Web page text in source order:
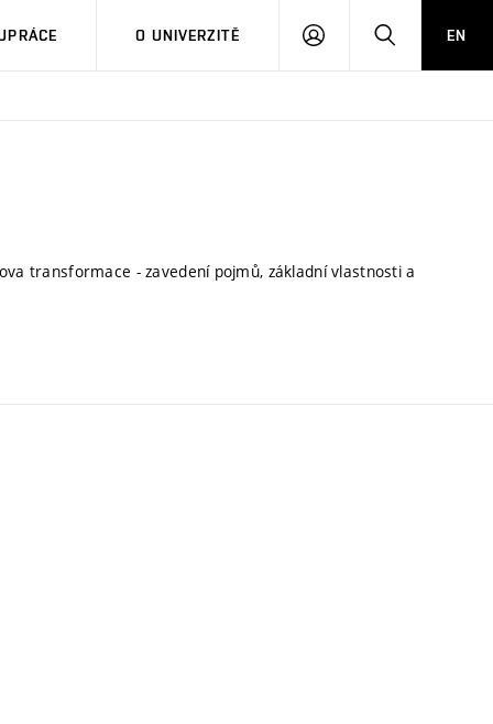
O UNIVERZITĚ
PŘIHLÁSIT HLEDATEN
transformace - zavedení pojmů, základní vlastnosti a